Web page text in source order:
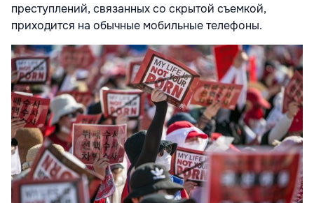
преступлений, связанных со скрытой съемкой,
приходится на обычные мобильные телефоны.